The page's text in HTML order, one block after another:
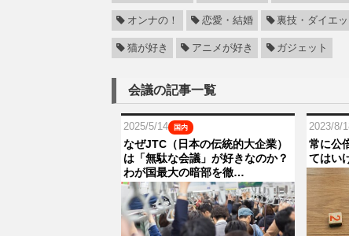
オンナの！ 恋愛・結婚 裏技・ダイエッ
猫が好き アニメが好き ガジェット
会議の記事一覧
2025/5/14 国内
なぜJTC（日本の伝統的大企業）
は「無駄な会議」が好きなのか？
わが国最大の暗部を徹…
2023/8/
常に公
てはい